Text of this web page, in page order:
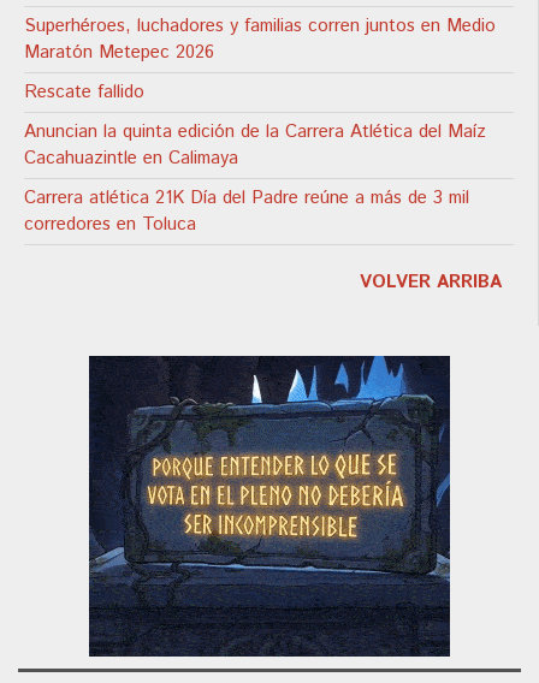
Superhéroes, luchadores y familias corren juntos en Medio
Maratón Metepec 2026
Rescate fallido
Anuncian la quinta edición de la Carrera Atlética del Maíz
Cacahuazintle en Calimaya
Carrera atlética 21K Día del Padre reúne a más de 3 mil
corredores en Toluca
VOLVER ARRIBA